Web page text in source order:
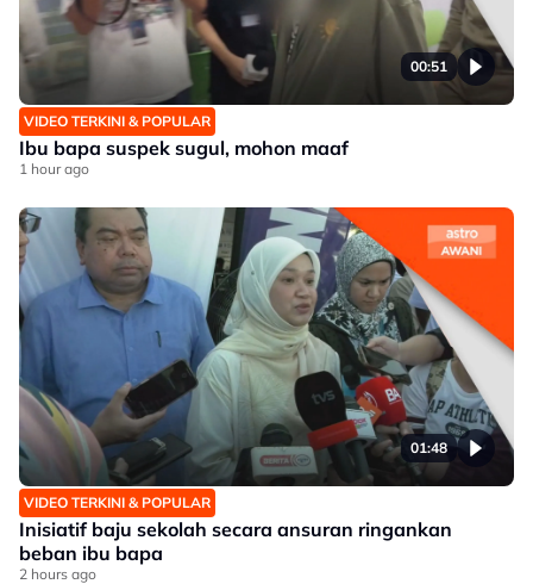
00:51
VIDEO TERKINI & POPULAR
Ibu bapa suspek sugul, mohon maaf
1 hour ago
01:48
VIDEO TERKINI & POPULAR
Inisiatif baju sekolah secara ansuran ringankan
beban ibu bapa
2 hours ago